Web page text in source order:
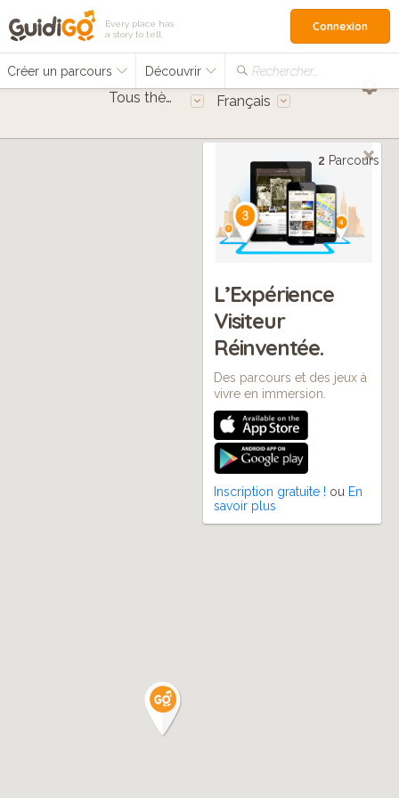
Every place has
a story to tell
Créer un parcours Découvrir Rechercher…
Connexion
Tous thèmes Français
2 Parcours
L’Expérience
Visiteur
Réinventée.
Des parcours et des jeux à
vivre en immersion.
Inscription gratuite ! ou En
savoir plus